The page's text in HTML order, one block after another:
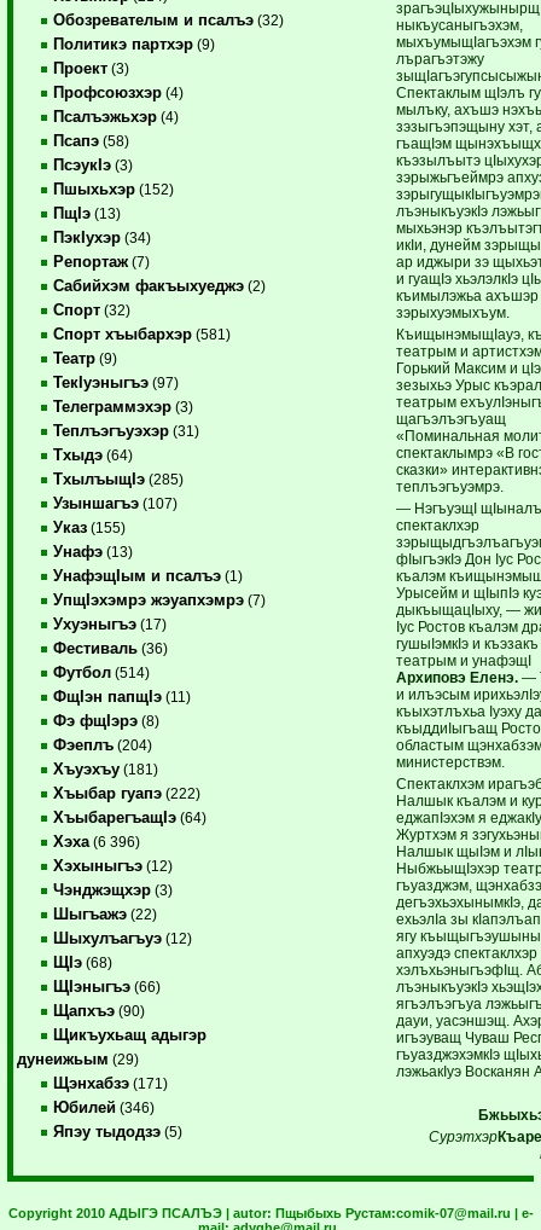
Обозревателым и псалъэ (32)
Политикэ партхэр (9)
Проект (3)
Профсоюзхэр (4)
Псалъэжьхэр (4)
Псапэ (58)
ПсэукIэ (3)
Пшыхьхэр (152)
ПщIэ (13)
ПэкIухэр (34)
Репортаж (7)
Сабийхэм факъыхуеджэ (2)
Спорт (32)
Спорт хъыбархэр (581)
Театр (9)
ТекIуэныгъэ (97)
Телеграммэхэр (3)
Теплъэгъуэхэр (31)
Тхыдэ (64)
ТхылъыщIэ (285)
Узыншагъэ (107)
Указ (155)
Унафэ (13)
УнафэщIым и псалъэ (1)
УпщIэхэмрэ жэуапхэмрэ (7)
Ухуэныгъэ (17)
Фестиваль (36)
Футбол (514)
ФщIэн папщIэ (11)
Фэ фщIэрэ (8)
Фэеплъ (204)
Хъуэхъу (181)
Хъыбар гуапэ (222)
ХъыбарегъащIэ (64)
Хэха (6 396)
Хэхыныгъэ (12)
Чэнджэщхэр (3)
Шыгъажэ (22)
Шыхулъагъуэ (12)
ЩIэ (68)
ЩIэныгъэ (66)
Щапхъэ (90)
Щикъухьащ адыгэр
дунеижьым (29)
Щэнхабзэ (171)
Юбилей (346)
Япэу тыдодзэ (5)
ныкъусаныгъэхэм,
мыхъумыщIагъэхэм
лърагъэтэжу
Спектаклым щIэлъ
мылъку, ахъшэ
зэзыгъэпэщыну хэт,
гъащIэм
къэзылъытэ
зэрыжьгъеймрэ
лъэныкъуэкIэ
мыхьэнэр
икIи, дунейм
ар иджыри зэ
и гуащIэ хьэлэлкIэ
къимылэжьа ахъшэр
зэрыхуэмыхъум.
КъищынэмыщIауэ,
театрым и
Горький Максим и
зезыхьэ Урыс
театрым
щагъэлъэгъуащ
«Поминальная
спектаклымрэ «В
сказки»
теплъэгъуэмрэ.
— НэгъуэщI
спектаклхэр
фIыгъэкIэ Дон Iус
къалэм
Урысейм и щIыпIэ
дыкъыщацIыху, —
Iус Ростов къалэм
гушыIэмкIэ и къэзакъ
театрым и унафэщI
Архиповэ Еленэ.—
и илъэсым
къыхэтлъхьа Iуэху
къыддиIыгъащ
областым
министерствэм.
Спектаклхэм
Налшык къалэм и
еджапIэхэм я
Журтхэм я
Налшык щыIэм и
НыбжьыщIэхэр
гъуазджэм,
дегъэхьэхынымкIэ,
ехьэлIа зы
ягу
апхуэдэ спектаклхэр
хэлъхьэныгъэфIщ.
лъэныкъуэкIэ
ягъэлъэгъуа
дауи, уасэншэщ.
игъэуващ Чуваш
гъуазджэхэмкIэ
лэжьакIуэ Восканян
Сурэтхэр
Copyright 2010 АДЫГЭ ПСАЛЪЭ | autor: Пщыбыхь Рустам:comik-07@mail.ru | e-